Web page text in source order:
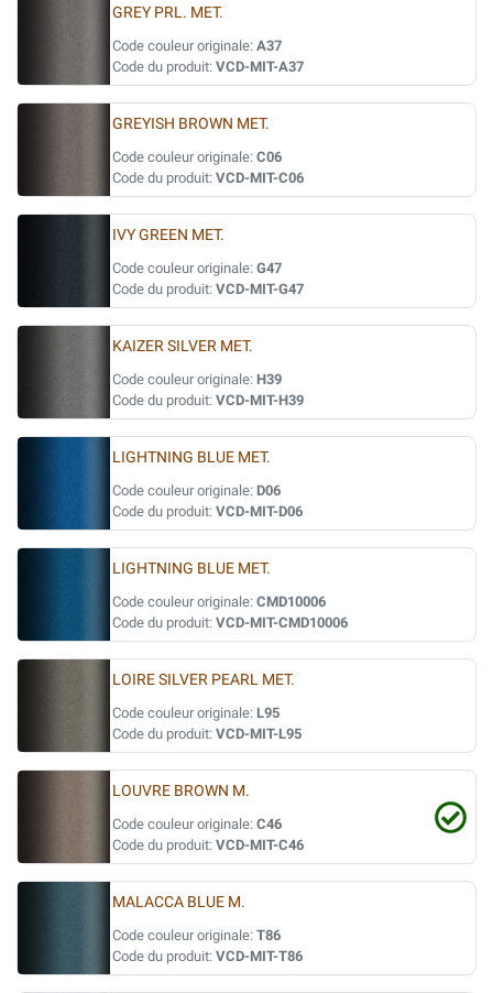
GREY PRL. MET.
Code couleur originale: A37
Code du produit: VCD-MIT-A37
GREYISH BROWN MET.
Code couleur originale: C06
Code du produit: VCD-MIT-C06
IVY GREEN MET.
Code couleur originale: G47
Code du produit: VCD-MIT-G47
KAIZER SILVER MET.
Code couleur originale: H39
Code du produit: VCD-MIT-H39
LIGHTNING BLUE MET.
Code couleur originale: D06
Code du produit: VCD-MIT-D06
LIGHTNING BLUE MET.
Code couleur originale: CMD10006
Code du produit: VCD-MIT-CMD10006
LOIRE SILVER PEARL MET.
Code couleur originale: L95
Code du produit: VCD-MIT-L95
LOUVRE BROWN M.
Code couleur originale: C46
Code du produit: VCD-MIT-C46
MALACCA BLUE M.
Code couleur originale: T86
Code du produit: VCD-MIT-T86